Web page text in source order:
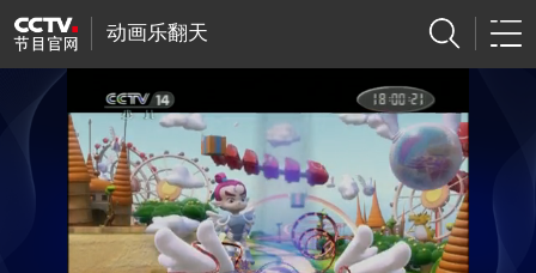
动画乐翻天